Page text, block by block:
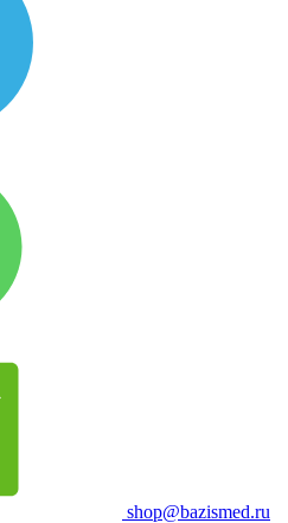
shop@bazismed.ru